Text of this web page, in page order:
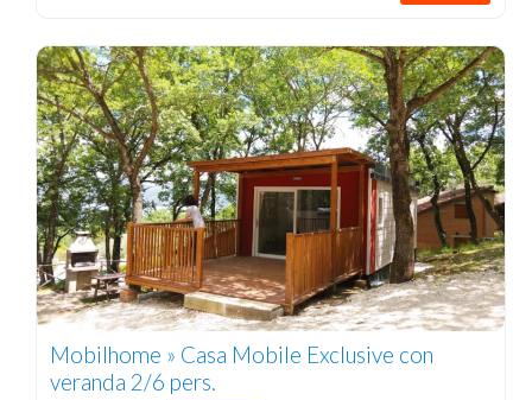
Mobilhome » Casa Mobile Exclusive con
veranda 2/6 pers.